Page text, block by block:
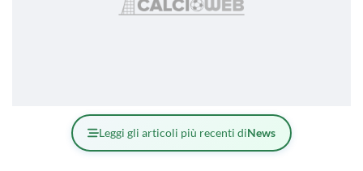
Leggi gli articoli più recenti diNews